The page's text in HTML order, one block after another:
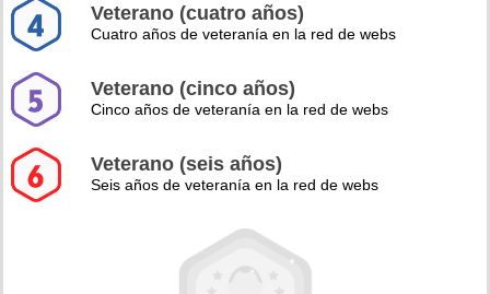
Veterano (cuatro años)
Cuatro años de veteranía en la red de webs
Veterano (cinco años)
Cinco años de veteranía en la red de webs
Veterano (seis años)
Seis años de veteranía en la red de webs